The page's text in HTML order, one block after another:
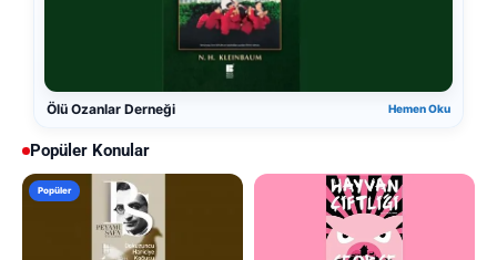
Ölü Ozanlar Derneği Hemen Oku
Popüler Konular
Popüler